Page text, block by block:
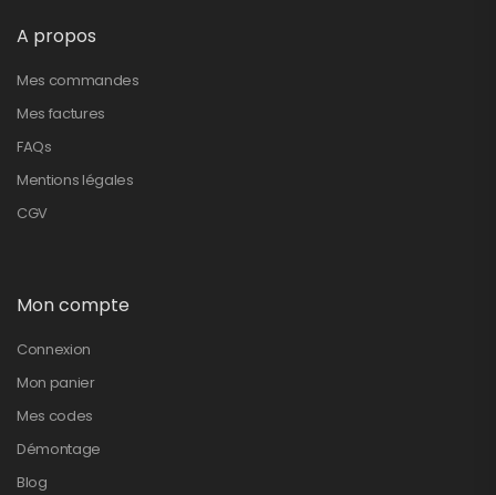
A propos
Mes commandes
Mes factures
FAQs
Mentions légales
CGV
Mon compte
Connexion
Mon panier
Mes codes
Démontage
Blog